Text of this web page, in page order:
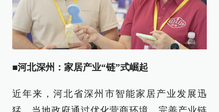
■河北深州：家居产业“链”式崛起
近年来，河北省深州市智能家居产业发展迅